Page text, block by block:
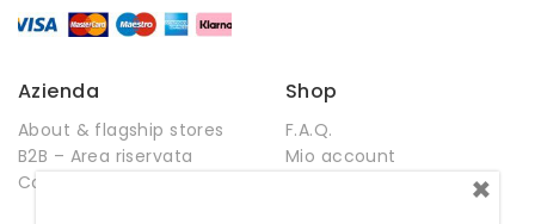
Azienda
About & flagship stores
B2B – Area riservata
Contatti
Shop
F.A.Q.
Mio account
×